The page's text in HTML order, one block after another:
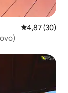
Classificação
4,87 (30)